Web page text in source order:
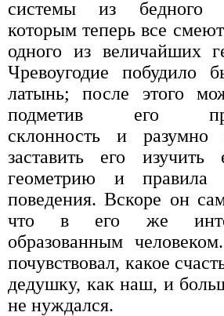
системы из бедного
которым теперь все
одного из величайших
Чревоугодие побудило
латынь; после этого
подметив его
склонность и разумно
заставить его
геометрию и правила
поведения. Вскоре он
что в его же
образованным
почувствовал, какое
дедушку, как наш, и
не нуждался.